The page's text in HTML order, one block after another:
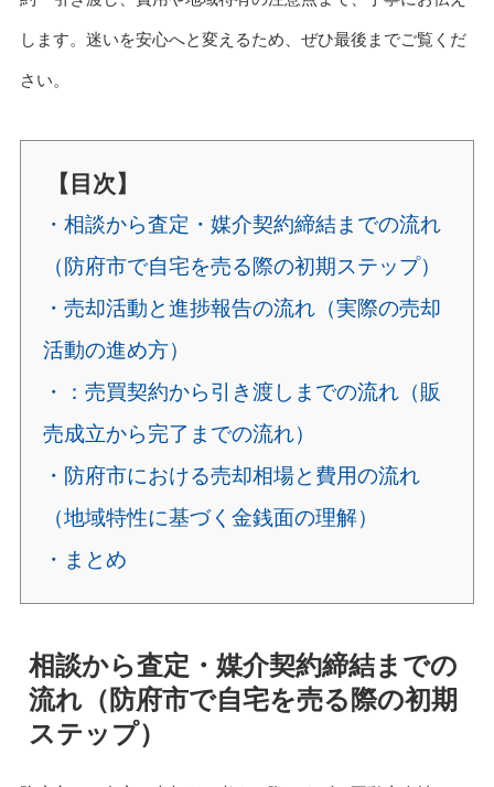
します。迷いを安心へと変えるため、ぜひ最後までご覧くだ
さい。
【目次】
・相談から査定・媒介契約締結までの流れ
（防府市で自宅を売る際の初期ステップ）
・売却活動と進捗報告の流れ（実際の売却
活動の進め方）
・：売買契約から引き渡しまでの流れ（販
売成立から完了までの流れ）
・防府市における売却相場と費用の流れ
（地域特性に基づく金銭面の理解）
・まとめ
相談から査定・媒介契約締結までの
流れ（防府市で自宅を売る際の初期
ステップ）